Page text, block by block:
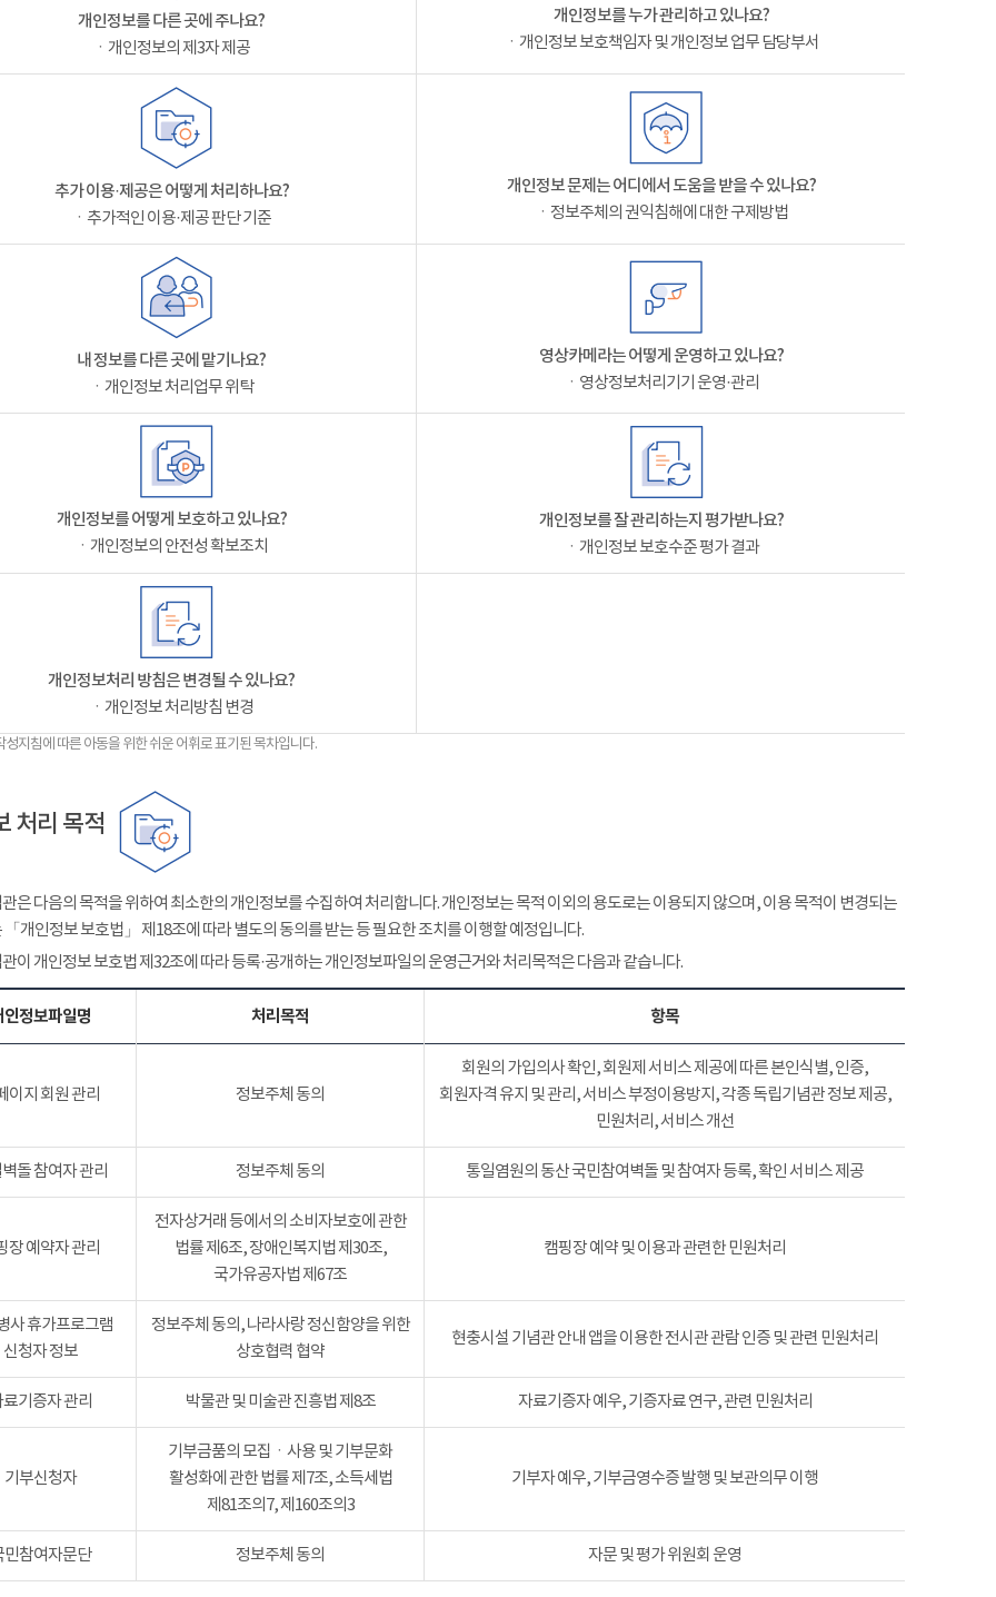
개인정보를 다른 곳에 주나요?
ㆍ개인정보의 제3자 제공
개인정보를 누가 관리하고 있나요?
ㆍ개인정보 보호책임자 및 개인정보 업무 담당부서
추가 이용·제공은 어떻게 처리하나요?
ㆍ추가적인 이용·제공 판단 기준
개인정보 문제는 어디에서 도움을 받을 수 있나요?
ㆍ정보주체의 권익침해에 대한 구제방법
내 정보를 다른 곳에 맡기나요?
ㆍ개인정보 처리업무 위탁
영상카메라는 어떻게 운영하고 있나요?
ㆍ영상정보처리기기 운영·관리
개인정보를 어떻게 보호하고 있나요?
ㆍ개인정보의 안전성 확보조치
개인정보를 잘 관리하는지 평가받나요?
ㆍ개인정보 보호수준 평가 결과
개인정보처리 방침은 변경될 수 있나요?
ㆍ개인정보 처리방침 변경
지침에 따른 아동을 위한 쉬운 어휘로 표기된 목차입니다.
처리 목적
은 다음의 목적을 위하여 최소한의 개인정보를 수집하여 처리합니다. 개인정보는 목적 이외의 용도로는 이용되지 않으며, 이용 목적이 변경되는
「개인정보 보호법」 제18조에 따라 별도의 동의를 받는 등 필요한 조치를 이행할 예정입니다.
이 개인정보 보호법 제32조에 따라 등록·공개하는 개인정보파일의 운영근거와 처리목적은 다음과 같습니다.
인정보파일명 처리목적 항목
이지 회원 관리 정보주체 동의
회원의 가입의사 확인, 회원제 서비스 제공에 따른 본인식별, 인증,
회원자격 유지 및 관리, 서비스 부정이용방지, 각종 독립기념관 정보 제공,
민원처리, 서비스 개선
돌 참여자 관리 정보주체 동의 통일염원의 동산 국민참여벽돌 및 참여자 등록, 확인 서비스 제공
장 예약자 관리
전자상거래 등에서의 소비자보호에 관한
법률 제6조, 장애인복지법 제30조,
국가유공자법 제67조
캠핑장 예약 및 이용과 관련한 민원처리
사 휴가프로그램
신청자 정보
정보주체 동의, 나라사랑 정신함양을 위한
상호협력 협약
현충시설 기념관 안내 앱을 이용한 전시관 관람 인증 및 관련 민원처리
기증자 관리 박물관 및 미술관 진흥법 제8조 자료기증자 예우, 기증자료 연구, 관련 민원처리
기부신청자
기부금품의 모집ㆍ사용 및 기부문화
활성화에 관한 법률 제7조, 소득세법
제81조의7, 제160조의3
기부자 예우, 기부금영수증 발행 및 보관의무 이행
민참여자문단 정보주체 동의 자문 및 평가 위원회 운영